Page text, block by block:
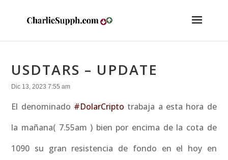
USDTARS – UPDATE
Dic 13, 2023 7:55 am
El denominado #DolarCripto trabaja a esta hora de
la mañana( 7.55am ) bien por encima de la cota de
1090 su gran resistencia de fondo en el hoy en